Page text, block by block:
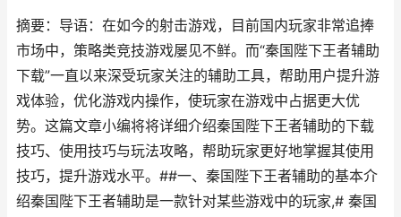
摘要：导语：在如今的射击游戏，目前国内玩家非常追捧
市场中，策略类竞技游戏屡见不鲜。而“秦国陛下王者辅助
下载”一直以来深受玩家关注的辅助工具，帮助用户提升游
戏体验，优化游戏内操作，使玩家在游戏中占据更大优
势。这篇文章小编将将详细介绍秦国陛下王者辅助的下载
技巧、使用技巧与玩法攻略，帮助玩家更好地掌握其使用
技巧，提升游戏水平。##一、秦国陛下王者辅助的基本介
绍秦国陛下王者辅助是一款针对某些游戏中的玩家,# 秦国